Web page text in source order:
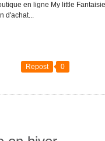
en ligne My little
d'achat...
Repost 0